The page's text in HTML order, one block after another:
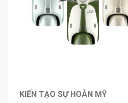
KIẾN TẠO SỰ HOÀN MỸ